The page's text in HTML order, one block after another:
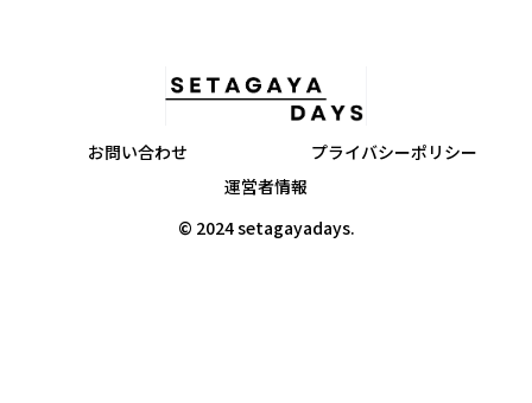
お問い合わせ
プライバシーポリシー
運営者情報
© 2024 setagayadays.